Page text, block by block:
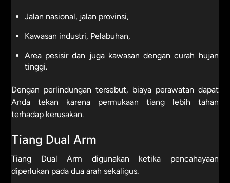
Jalan nasional, jalan provinsi,
Kawasan industri, Pelabuhan,
Area pesisir dan juga kawasan dengan curah hujan
tinggi.
Dengan perlindungan tersebut, biaya perawatan dapat
Anda tekan karena permukaan tiang lebih tahan
terhadap kerusakan.
Tiang Dual Arm
Tiang Dual Arm digunakan ketika pencahayaan
diperlukan pada dua arah sekaligus.